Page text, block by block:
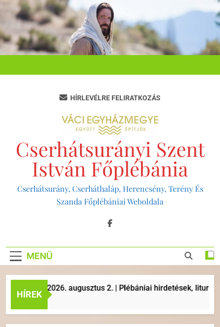
Ugrás
tartalomra
Cserhátsurányi Szent
István Főplébánia
Cserhátsurány, Cserháthaláp, Herencsény, Terény És
Szanda Főplébániai Weboldala
HÍRLEVÉLRE FELIRATKOZÁS
MENÜ
HÍREK
A év | 2026. augusztus 2. | Plébániai hirdetések, liturgikus